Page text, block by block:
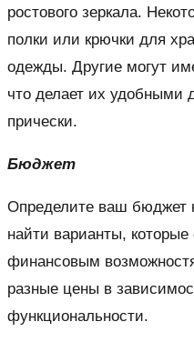
ростового зеркала.
полки или крючки для
одежды. Другие могут
что делает их удобными
прически.
Бюджет
Определите ваш бюджет
найти варианты,
финансовым
разные цены в
функциональности.